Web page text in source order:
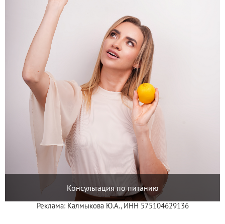
Консультация по питанию
Реклама: Калмыкова Ю.А., ИНН 575104629136